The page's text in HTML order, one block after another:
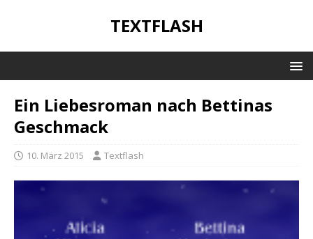
TEXTFLASH
Ein Liebesroman nach Bettinas
Geschmack
10. März 2015 Textflash